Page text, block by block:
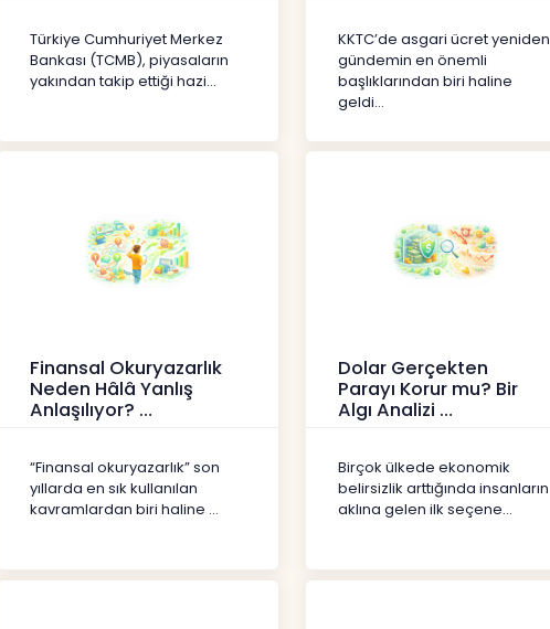
Haberler
Türkiye Cumhuriyet Merkez
Bankası (TCMB), piyasaların
yakından takip ettiği hazi...
Haberler
KKTC’de asgari ücret yeniden
gündemin en önemli
başlıklarından biri haline
geldi...
Finansal Okuryazarlık
Neden Hâlâ Yanlış
Anlaşılıyor?
“Finansal okuryazarlık” son
yıllarda en sık kullanılan
kavramlardan biri haline ...
Dolar Gerçekten
Parayı Korur mu? Bir
Algı Analizi
Birçok ülkede ekonomik
belirsizlik arttığında insanların
aklına gelen ilk seçene...